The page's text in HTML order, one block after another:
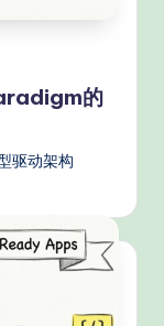
的
驱动架构